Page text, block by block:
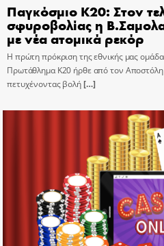
Παγκόσμιο Κ20: Στον
σφυροβολίας η
με νέα ατομικά ρεκόρ
Η πρώτη πρόκριση της εθνικής μας
Πρωτάθλημα Κ20 ήρθε από τον
πετυχένοντας βολή[…]